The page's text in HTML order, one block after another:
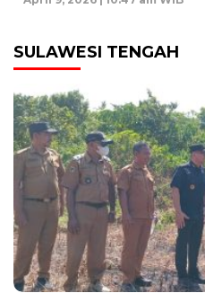
SULAWESI TENGAH